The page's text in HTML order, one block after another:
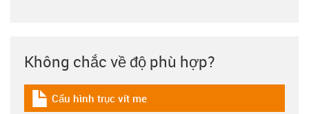
Không chắc về độ phù hợp?
igus-icon-download-plan
Cấu hình trục vít me